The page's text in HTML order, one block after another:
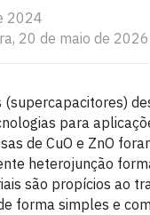
2024
20 de maio de 2026
para
de CuO e ZnO
heterojunção
são propícios ao
forma simples e